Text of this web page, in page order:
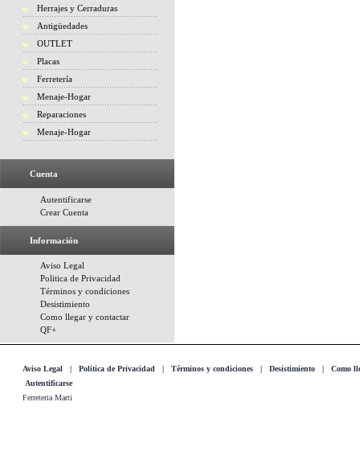
Herrajes y Cerraduras
Antigüedades
OUTLET
Placas
Ferretería
Menaje-Hogar
Reparaciones
Menaje-Hogar
Cuenta
Autentificarse
Crear Cuenta
Información
Aviso Legal
Politica de Privacidad
Términos y condiciones
Desistimiento
Como llegar y contactar
QF+
Aviso Legal | Politica de Privacidad | Términos y condiciones | Desistimiento | Como
Autentificarse
Ferreteria Marti